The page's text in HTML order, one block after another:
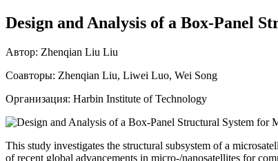
Design and Analysis of a Box-Panel
Автор: Zhenqian Liu Liu
Соавторы: Zhenqian Liu, Liwei Luo, Wei Song
Организация: Harbin Institute of Technology
This study investigates the structural subsystem of a
of recent global advancements in micro-/nanosatellites for